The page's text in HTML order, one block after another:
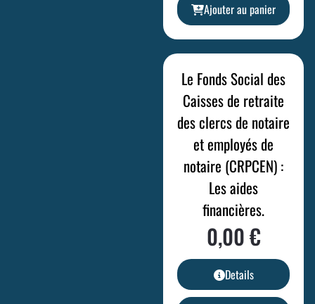
Ajouter au panier
Le Fonds Social des
Caisses de retraite
des clercs de notaire
et employés de
notaire (CRPCEN) :
Les aides
financières.
0,00€
Details